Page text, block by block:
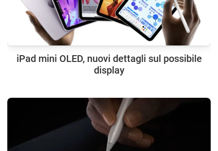
iPad mini OLED, nuovi dettagli sul possibile
display